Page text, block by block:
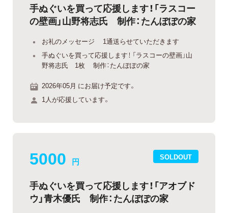
手ぬぐいを買って応援します！「ラスコー
の壁画」山野将志氏 制作：たんぽぽの家
お礼のメッセージ 1通送らせていただきます
手ぬぐいを買って応援します！ 「ラスコーの壁画」山
野将志氏 1枚 制作：たんぽぽの家
2026年05月 にお届け予定です。
1人が応援しています。
SOLDOUT
5000 円
手ぬぐいを買って応援します！「アオブド
ウ」青木優氏 制作：たんぽぽの家